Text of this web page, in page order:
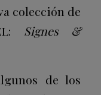
colección de
: Signes &
de los